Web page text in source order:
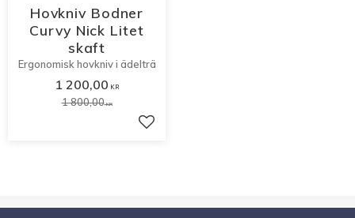
Hovkniv Bodner
Curvy Nick Litet
skaft
Ergonomisk hovkniv i ädelträ
1 200,00 KR
1 800,00KR
Lägg till i favoriter